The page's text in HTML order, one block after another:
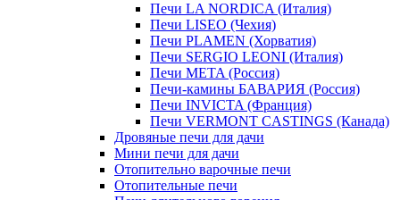
Печи LA NORDICA (Италия)
Печи LISEO (Чехия)
Печи PLAMEN (Хорватия)
Печи SERGIO LEONI (Италия)
Печи META (Россия)
Печи-камины БАВАРИЯ (Россия)
Печи INVICTA (Франция)
Печи VERMONT CASTINGS (Канада)
Дровяные печи для дачи
Мини печи для дачи
Отопительно варочные печи
Отопительные печи